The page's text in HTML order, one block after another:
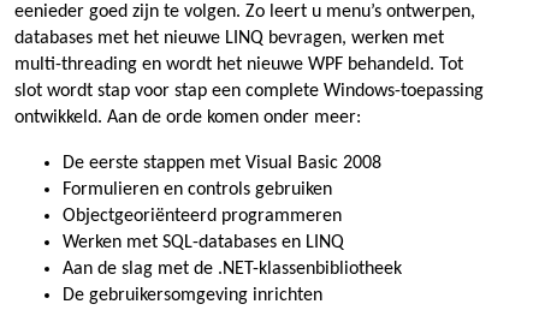
eenieder goed zijn te volgen. Zo leert u menu’s ontwerpen,
databases met het nieuwe LINQ bevragen, werken met
multi-threading en wordt het nieuwe WPF behandeld. Tot
slot wordt stap voor stap een complete Windows-toepassing
ontwikkeld. Aan de orde komen onder meer:
De eerste stappen met Visual Basic 2008
Formulieren en controls gebruiken
Objectgeoriënteerd programmeren
Werken met SQL-databases en LINQ
Aan de slag met de .NET-klassenbibliotheek
De gebruikersomgeving inrichten